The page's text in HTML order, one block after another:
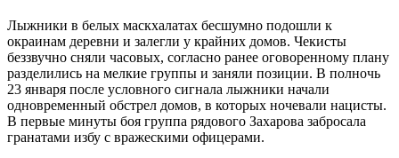
Лыжники в белых маскхалатах бесшумно подошли к
окраинам деревни и залегли у крайних домов. Чекисты
беззвучно сняли часовых, согласно ранее оговоренному плану
разделились на мелкие группы и заняли позиции. В полночь
23 января после условного сигнала лыжники начали
одновременный обстрел домов, в которых ночевали нацисты.
В первые минуты боя группа рядового Захарова забросала
гранатами избу с вражескими офицерами.